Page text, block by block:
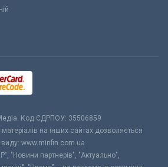
Код ЄДРПОУ: 35506859
на інших сайтах дозволяється
виду: www.minfin.com.ua
"Новини партнерів", "Актуально",